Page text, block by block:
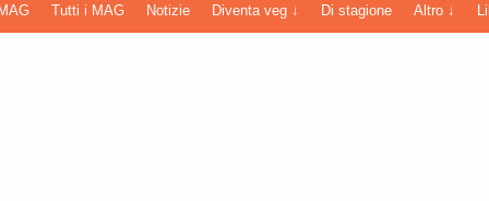
Tutti i MAG Notizie Diventa veg ↓ Di stagione Altro ↓